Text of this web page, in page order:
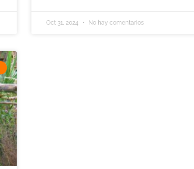
Oct 31, 2024 No hay comentarios